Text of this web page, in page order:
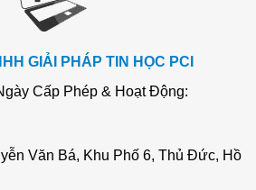
GIẢI PHÁP TIN HỌC PCI
Cấp Phép & Hoạt Động:
Văn Bá, Khu Phố 6, Thủ Đức, Hồ